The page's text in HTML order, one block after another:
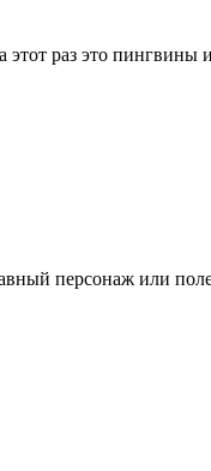
раз это пингвины
персонаж или